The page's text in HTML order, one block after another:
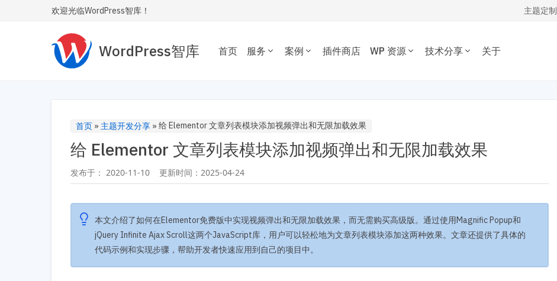
欢迎光临WordPress智库！ 主题定制
WordPress智库 首页 服务 案例 插件商店 WP 资源 技术分享 关于
性能优化 主机托管
让您的网站不仅有流量，更有转化。 我们提供从技术维护，内容运营、广告投放到
安全运维的一站式全生命周期服务。
博客杂志主题
公司企业主题
音乐视频主题
多用途主题
电子商务插件
性能优化插件
自定义字段/表单
迎参考交流。
开发教程
主题开发分享
前端开发技巧
开发文档手册
网站管理运营
WP新闻资讯
技术专题
安全增强
WordPress数据库
WooCommerce开发
多语言主题开发
电子商务和支付
首页 » 主题开发分享 » 给 Elementor 文章列表模块添加视频弹出和无限加载效果
给 Elementor 文章列表模块添加视频弹出和无限加载效果
发布于： 2020-11-10 更新时间： 2025-04-24
本文介绍了如何在Elementor免费版中实现视频弹出和无限加载效果，而无需购买高级版。通过使用Magnific Popup和
jQuery Infinite Ajax Scroll这两个JavaScript库，用户可以轻松地为文章列表模块添加这两种效果。文章还提供了具体的
代码示例和实现步骤，帮助开发者快速应用到自己的项目中。